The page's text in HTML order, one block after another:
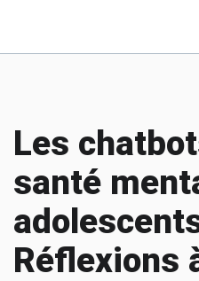
Les
santé
Réflexions